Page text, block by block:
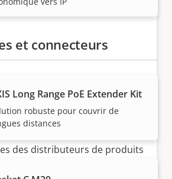
et connecteurs
Long Range PoE Extender Kit
robuste pour couvrir de
distances
vendre des produits
des distributeurs de produits